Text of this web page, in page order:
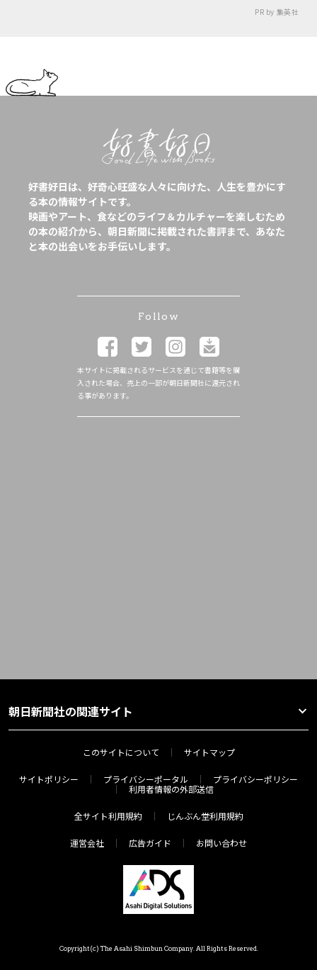
PR by 集英社
好書好日は、好奇心旺盛な人々に向けた、人生を豊かにす
る本の情報サイトです。
映画やアート、食などのライフ＆カルチャーを楽しむため
の本の紹介から、朝日新聞に掲載された書評まで、あなた
と本の出会いをお手伝いします。
Follow
本サイトに掲載されるサービスを通じて書籍等を購
入された場合、売上の一部が朝日新聞社に還元され
る事があります。
朝日新聞社の関連サイト
このサイトについて サイトマップ
サイトポリシー プライバシーポータル
プライバシーポリシー
利用者情報の外部送信
全サイト利用規約 じんぶん堂利用規約
運営会社 広告ガイド お問い合わせ
Copyright(c) The Asahi Shimbun Company. All Rights Reserved.